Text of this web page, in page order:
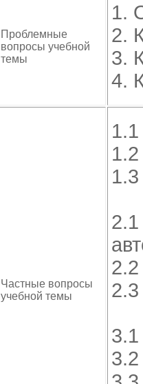
Проблемные
вопросы учебной
темы
1.
2.
3.
4.
Частные вопросы
учебной темы
2.2